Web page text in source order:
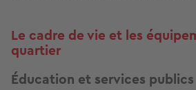
Le cadre de vie et les
quartier
Éducation et services publics